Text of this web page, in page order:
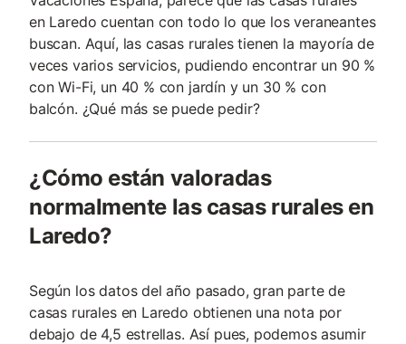
en Laredo cuentan con todo lo que los veraneantes
buscan. Aquí, las casas rurales tienen la mayoría de
veces varios servicios, pudiendo encontrar un 90 %
con Wi-Fi, un 40 % con jardín y un 30 % con
balcón. ¿Qué más se puede pedir?
¿Cómo están valoradas
normalmente las casas rurales en
Laredo?
Según los datos del año pasado, gran parte de
casas rurales en Laredo obtienen una nota por
debajo de 4,5 estrellas. Así pues, podemos asumir